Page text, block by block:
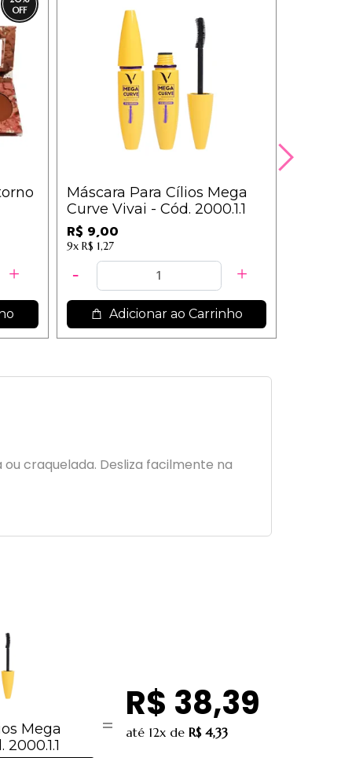
Máscara Para Cílios Mega
Curve Vivai - Cód. 2000.1.1
R$ 9,00
9x R$ 1,27
Adicionar ao Carrinho
craquelada. Desliza facilmente na
Mega
R$ 38,39
até 12x de R$ 4,33